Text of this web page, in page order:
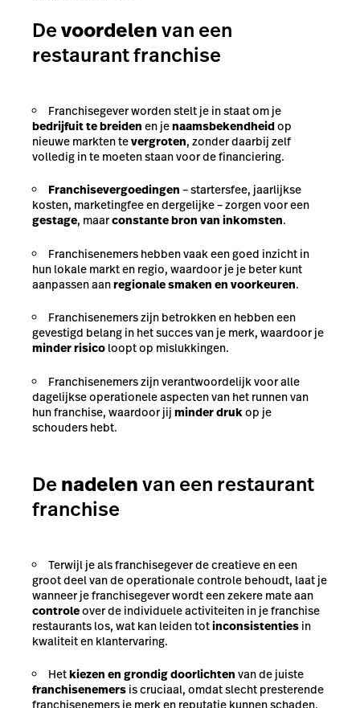
Devoordelenvan een
restaurant franchise
Franchisegever worden stelt je in staat om je
bedrijfuit te breiden en jenaamsbekendheidop
nieuwe markten tevergroten, zonder daarbij zelf
volledig in te moeten staan voor de financiering.
Franchisevergoedingen – startersfee, jaarlijkse
kosten, marketingfee en dergelijke – zorgen voor een
gestage, maarconstante bron van inkomsten.
Franchisenemers hebben vaak een goed inzicht in
hun lokale markt en regio, waardoor je je beter kunt
aanpassen aanregionale smaken en voorkeuren.
Franchisenemers zijn betrokken en hebben een
gevestigd belang in het succes van je merk, waardoor je
minder risico loopt op mislukkingen.
Franchisenemers zijn verantwoordelijk voor alle
dagelijkse operationele aspecten van het runnen van
hun franchise, waardoor jij minder drukop je
schouders hebt.
Denadelenvan een restaurant
franchise
Terwijl je als franchisegever de creatieve en een
groot deel van de operationale controle behoudt, laat je
wanneer je franchisegever wordt een zekere mate aan
controleover de individuele activiteiten in je franchise
restaurants los, wat kan leiden totinconsistenties in
kwaliteit en klantervaring.
Hetkiezen en grondig doorlichten van de juiste
franchisenemers is cruciaal, omdat slecht presterende
franchisenemers je merk en reputatie kunnen schaden.